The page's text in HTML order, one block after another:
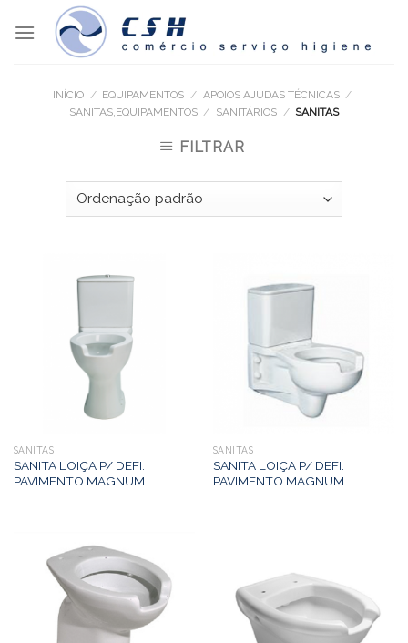
INÍCIO / EQUIPAMENTOS / APOIOS AJUDAS TÉCNICAS /
SANITAS,EQUIPAMENTOS / SANITÁRIOS / SANITAS
FILTRAR
SANITAS
SANITA LOIÇA P/ DEFI.
PAVIMENTO MAGNUM
SANITAS
SANITA LOIÇA P/ DEFI.
PAVIMENTO MAGNUM